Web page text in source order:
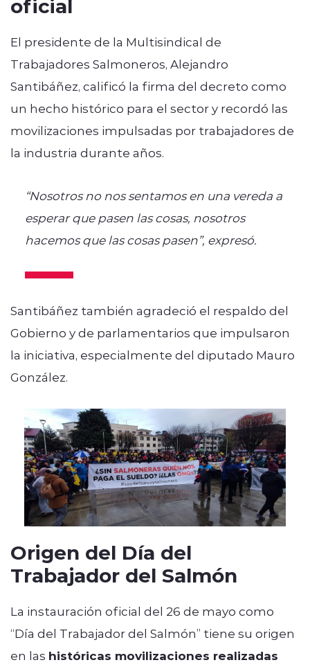
El presidente de la Multisindical de
Trabajadores Salmoneros, Alejandro
Santibáñez, calificó la firma del decreto como
un hecho histórico para el sector y recordó las
movilizaciones impulsadas por trabajadores de
la industria durante años.
“Nosotros no nos sentamos en una vereda a
esperar que pasen las cosas, nosotros
hacemos que las cosas pasen”, expresó.
Santibáñez también agradeció el respaldo del
Gobierno y de parlamentarios que impulsaron
la iniciativa, especialmente del diputado Mauro
González.
Origen del Día del
Trabajador del Salmón
La instauración oficial del 26 de mayo como
“Día del Trabajador del Salmón” tiene su origen
en las históricas movilizaciones realizadas